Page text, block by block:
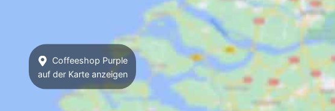
Coffeeshop Purple
auf der Karte anzeigen